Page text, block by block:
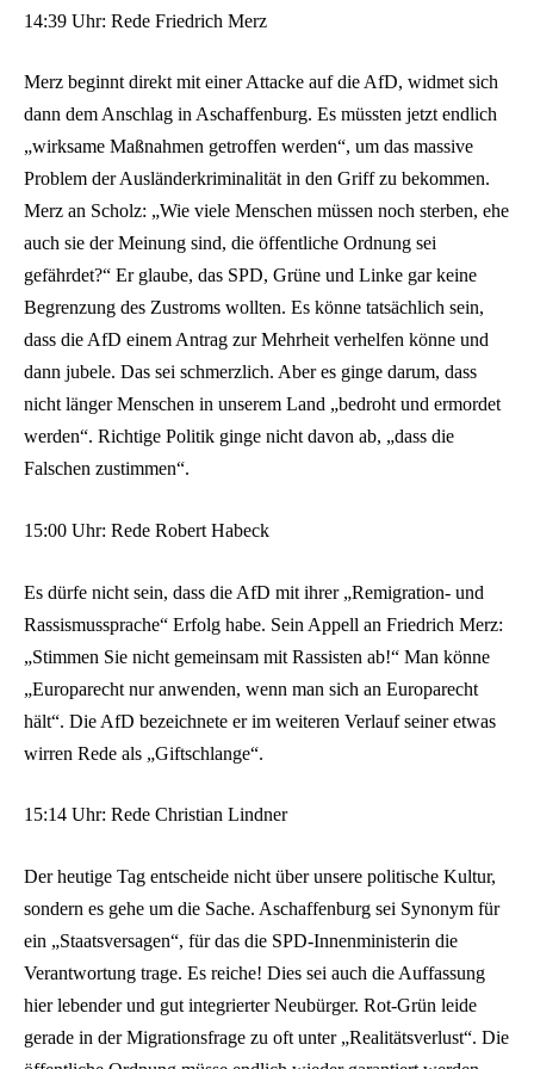
14:39 Uhr: Rede Friedrich Merz
Merz beginnt direkt mit einer Attacke auf die AfD, widmet sich
dann dem Anschlag in Aschaffenburg. Es müssten jetzt endlich
„wirksame Maßnahmen getroffen werden“, um das massive
Problem der Ausländerkriminalität in den Griff zu bekommen.
Merz an Scholz: „Wie viele Menschen müssen noch sterben, ehe
auch sie der Meinung sind, die öffentliche Ordnung sei
gefährdet?“ Er glaube, das SPD, Grüne und Linke gar keine
Begrenzung des Zustroms wollten. Es könne tatsächlich sein,
dass die AfD einem Antrag zur Mehrheit verhelfen könne und
dann jubele. Das sei schmerzlich. Aber es ginge darum, dass
nicht länger Menschen in unserem Land „bedroht und ermordet
werden“. Richtige Politik ginge nicht davon ab, „dass die
Falschen zustimmen“.
15:00 Uhr: Rede Robert Habeck
Es dürfe nicht sein, dass die AfD mit ihrer „Remigration- und
Rassismussprache“ Erfolg habe. Sein Appell an Friedrich Merz:
„Stimmen Sie nicht gemeinsam mit Rassisten ab!“ Man könne
„Europarecht nur anwenden, wenn man sich an Europarecht
hält“. Die AfD bezeichnete er im weiteren Verlauf seiner etwas
wirren Rede als „Giftschlange“.
15:14 Uhr: Rede Christian Lindner
Der heutige Tag entscheide nicht über unsere politische Kultur,
sondern es gehe um die Sache. Aschaffenburg sei Synonym für
ein „Staatsversagen“, für das die SPD-Innenministerin die
Verantwortung trage. Es reiche! Dies sei auch die Auffassung
hier lebender und gut integrierter Neubürger. Rot-Grün leide
gerade in der Migrationsfrage zu oft unter „Realitätsverlust“. Die